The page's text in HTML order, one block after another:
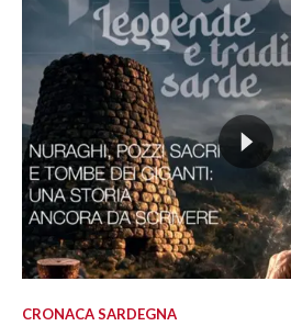
CRONACA SARDEGNA